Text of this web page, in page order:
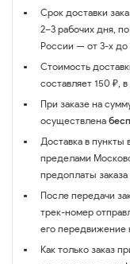
Срок доставки
2–3 рабочих дня,
России — от 3-х до
Стоимость
составляет 150 ₽,
При заказе на
осуществлена
Доставка в пункты
пределами
предоплаты
После передачи
трек-номер
его передвижение
Как только заказ